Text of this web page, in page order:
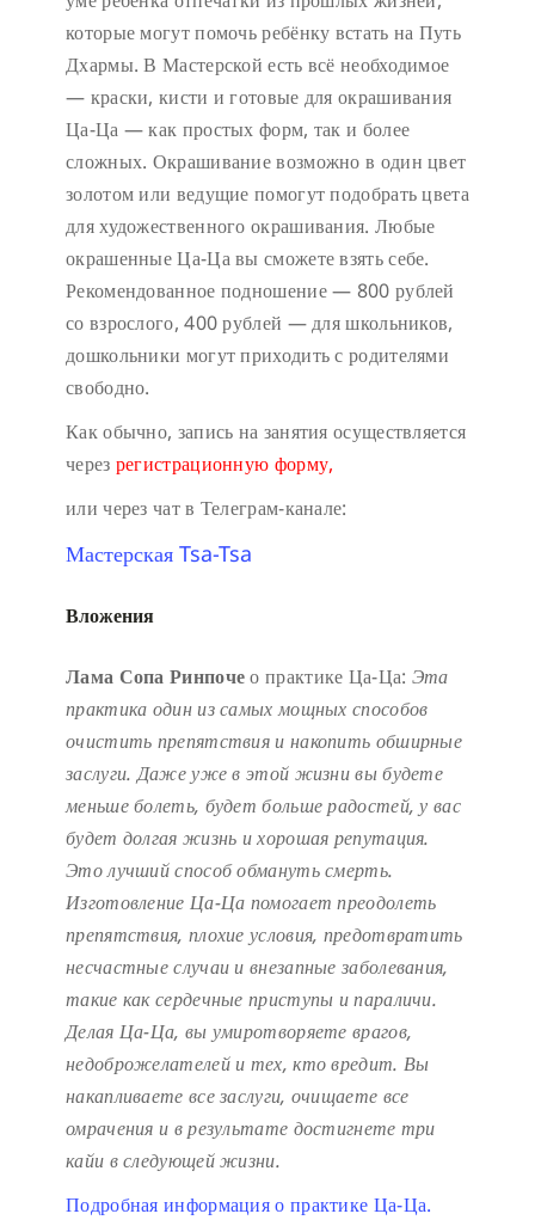
которые могут помочь ребёнку встать на Путь
Дхармы. В Мастерской есть всё необходимое
— краски, кисти и готовые для окрашивания
Ца-Ца — как простых форм, так и более
сложных. Окрашивание возможно в один цвет
золотом или ведущие помогут подобрать цвета
для художественного окрашивания. Любые
окрашенные Ца-Ца вы сможете взять себе.
Рекомендованное подношение — 800 рублей
со взрослого, 400 рублей — для школьников,
дошкольники могут приходить с родителями
свободно.
Как обычно, запись на занятия осуществляется
через регистрационную форму,
или через чат в Телеграм-канале:
Мастерская Tsa-Tsa
Вложения
Лама Сопа Ринпочео практике Ца-Ца: Эта
практика один из самых мощных способов
очистить препятствия и накопить обширные
заслуги. Даже уже в этой жизни вы будете
меньше болеть, будет больше радостей, у вас
будет долгая жизнь и хорошая репутация.
Это лучший способ обмануть смерть.
Изготовление Ца-Ца помогает преодолеть
препятствия, плохие условия, предотвратить
несчастные случаи и внезапные заболевания,
такие как сердечные приступы и параличи.
Делая Ца-Ца, вы умиротворяете врагов,
недоброжелателей и тех, кто вредит. Вы
накапливаете все заслуги, очищаете все
омрачения и в результате достигнете три
кайи в следующей жизни.
Подробная информация о практике Ца-Ца.